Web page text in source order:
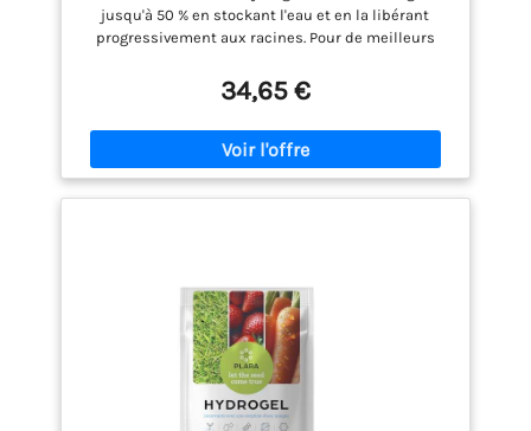
jusqu'à 50 % en stockant l'eau et en la libérant
progressivement aux racines. Pour de meilleurs
de terre et arrosez pour l'activer Effet durable – Une
seule application maintient l'humidité du sol
jusqu'à 5 ans. L'hydrogel absorbe l'eau comme une
éponge, la libère progressivement et agit comme un
arrosage automatique pendant les vacances
Amélioration de la structure du sol – L'hydrogel
Utilisation polyvalente – Idéal pour les pelouses,
légumes, fleurs, arbres et plantes en pot. Il peut
être mélangé avec le sol ou appliqué sous forme
d'injections dans le sol Sécurité et écologie – Le
polyacrylate de potassium biodégradable et non
toxique ne provoque pas de salinité du sol,
contrairement au polyacrylate de sodium. Sans
34,65 €